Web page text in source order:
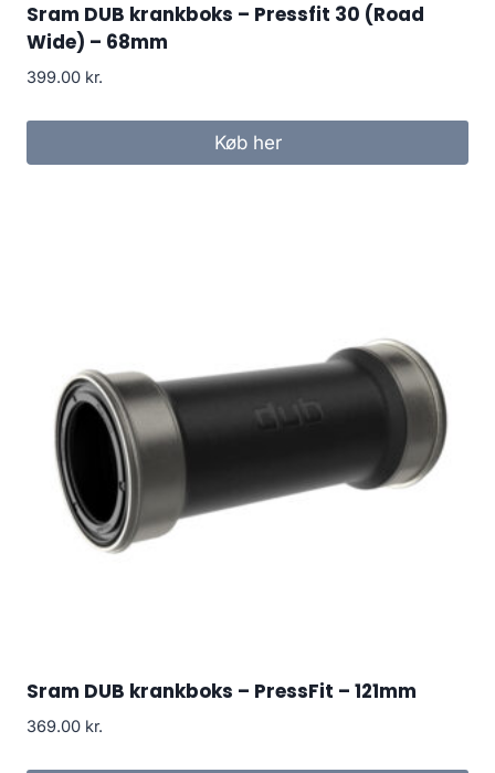
Sram DUB krankboks – Pressfit 30 (Road
Wide) – 68mm
399.00 kr.
Køb her
Sram DUB krankboks – PressFit – 121mm
369.00 kr.